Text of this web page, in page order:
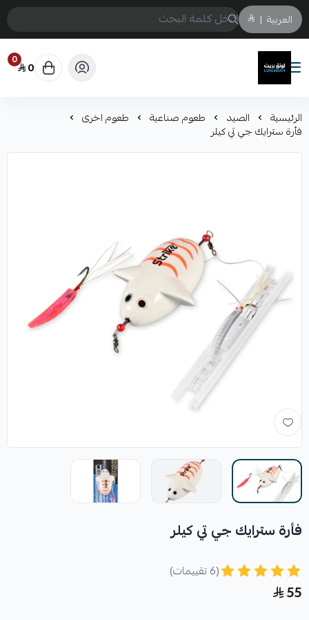
العربية |
لونق بريث
0 0
الرئيسية الصيد طعوم صناعية طعوم اخرى
فأرة سترايك جي تي كيلر
فأرة سترايك جي تي كيلر
(6 تقييمات)
55